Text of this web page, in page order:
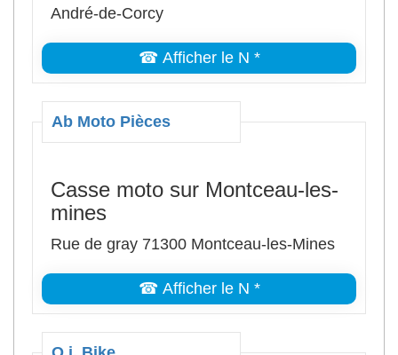
André-de-Corcy
☎ Afficher le N *
Ab Moto Pièces
Casse moto sur Montceau-les-
mines
Rue de gray 71300 Montceau-les-Mines
☎ Afficher le N *